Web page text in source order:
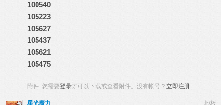
100540
105223
105627
105437
105621
105475
附件: 您需要登录才可以下载或查看附件。没有帐号？ 立即注册
地板
星光魔力